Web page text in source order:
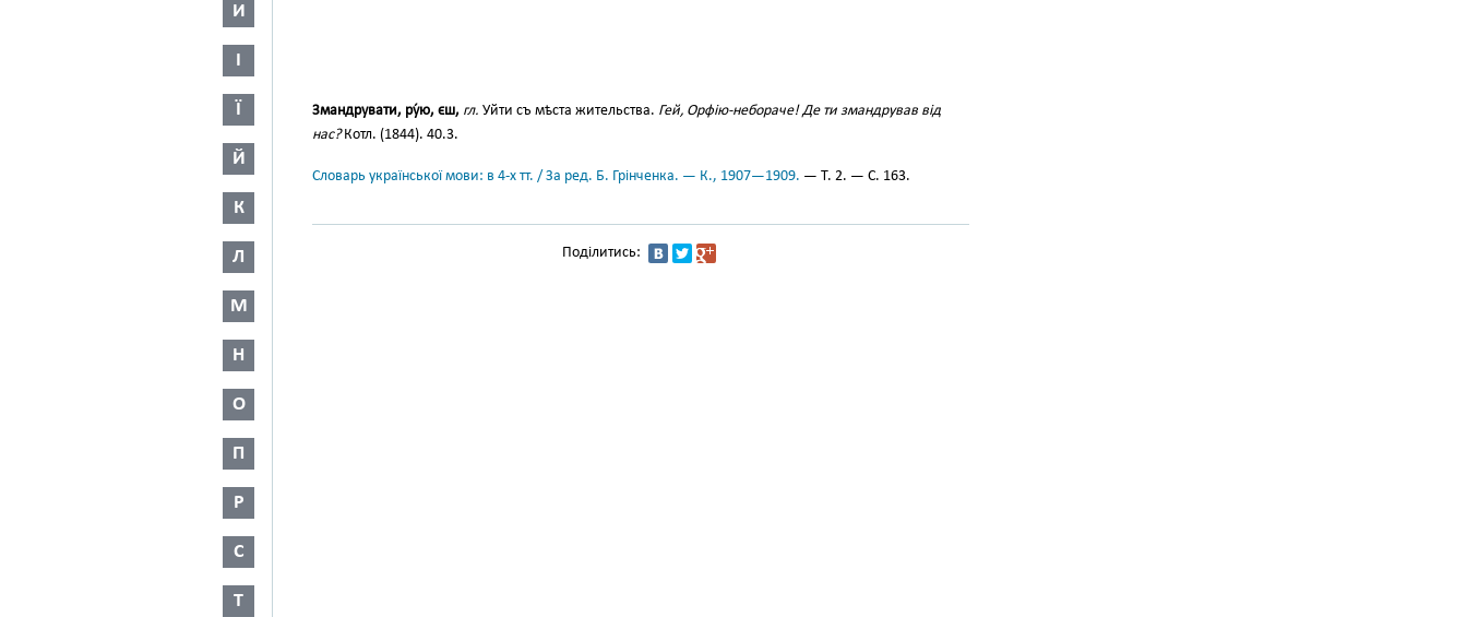
И
І
Ї
Й
К
Л
М
Н
О
П
Р
С
Т
Змандрувати, ру́ю, єш, гл. Уйти съ мѣста жительства. Гей, Орфію-небораче! Де ти змандрував від
нас?Котл. (1844). 40.3.
Словарь української мови: в 4-х тт. / За ред. Б. Грінченка. — К., 1907—1909. — Т. 2. — С. 163.
Поділитись: